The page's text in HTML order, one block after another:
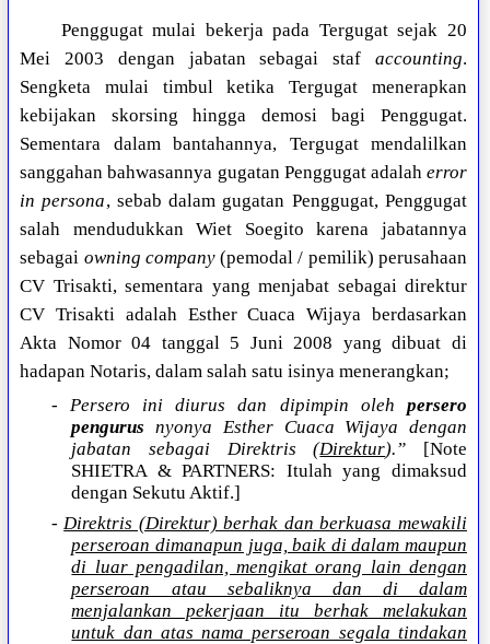
Penggugat mulai bekerja pada Tergugat sejak 20
Mei 2003 dengan jabatan sebagai staf accounting.
Sengketa mulai timbul ketika Tergugat menerapkan
kebijakan skorsing hingga demosi bagi Penggugat.
Sementara dalam bantahannya, Tergugat mendalilkan
sanggahan bahwasannya gugatan Penggugat adalah error
in persona, sebab dalam gugatan Penggugat, Penggugat
salah mendudukkan Wiet Soegito karena jabatannya
sebagai owning company(pemodal / pemilik) perusahaan
CV Trisakti, sementara yang menjabat sebagai direktur
CV Trisakti adalah Esther Cuaca Wijaya berdasarkan
Akta Nomor 04 tanggal 5 Juni 2008 yang dibuat di
hadapan Notaris, dalam salah satu isinya menerangkan;
- Persero ini diurus dan dipimpin oleh persero
pengurus nyonya Esther Cuaca Wijaya dengan
jabatan sebagai Direktris (Direktur).” [Note
SHIETRA & PARTNERS: Itulah yang dimaksud
dengan Sekutu Aktif.]
-Direktris (Direktur) berhak dan berkuasa mewakili
perseroan dimanapun juga, baik di dalam maupun
di luar pengadilan, mengikat orang lain dengan
perseroan atau sebaliknya dan di dalam
menjalankan pekerjaan itu berhak melakukan
untuk dan atas nama perseroan segala tindakan